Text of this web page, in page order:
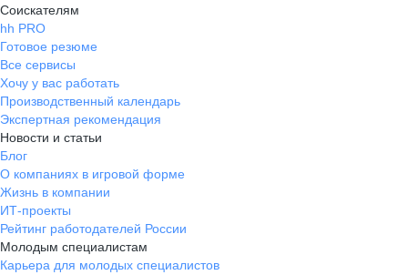
Соискателям
hh PRO
Готовое резюме
Все сервисы
Хочу у вас работать
Производственный календарь
Экспертная рекомендация
Новости и статьи
Блог
О компаниях в игровой форме
Жизнь в компании
ИТ-проекты
Рейтинг работодателей России
Молодым специалистам
Карьера для молодых специалистов